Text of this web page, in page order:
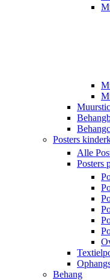
Posters
Alle
Posters
Behang